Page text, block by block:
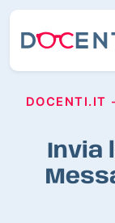
DOCENTI.IT
Invia